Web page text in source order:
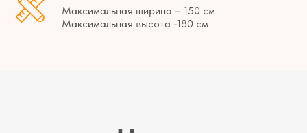
Максимальная ширина – 150 см
Максимальная высота -180 см